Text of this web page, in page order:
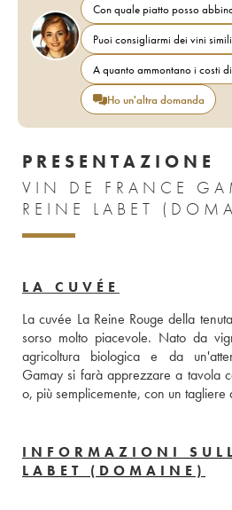
Con quale piatto posso
Puoi consigliarmi dei vini
A quanto ammontano i costi
Ho un'altra domanda
PRESENTAZIONE
VIN DE FRANCE
REINE LABET
LA CUVÉE
La cuvée La Reine Rouge della
sorso molto piacevole. Nato da
agricoltura biologica e da
Gamay si farà apprezzare a tavola
o, più semplicemente, con un tagliere
INFORMAZIONI
LABET (DOMAINE)